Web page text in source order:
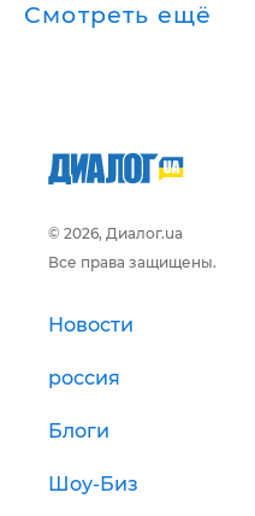
Смотреть ещё
© 2026, Диалог.ua
Все права защищены.
Новости
россия
Блоги
Шоу-Биз